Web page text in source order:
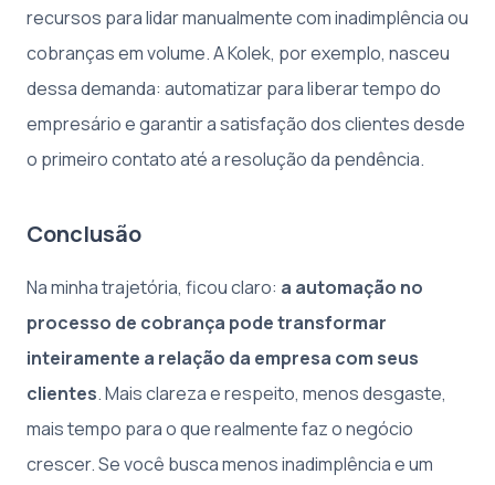
recursos para lidar manualmente com inadimplência ou
cobranças em volume. A Kolek, por exemplo, nasceu
dessa demanda: automatizar para liberar tempo do
empresário e garantir a satisfação dos clientes desde
o primeiro contato até a resolução da pendência.
Conclusão
Na minha trajetória, ficou claro: a automação no
processo de cobrança pode transformar
inteiramente a relação da empresa com seus
clientes. Mais clareza e respeito, menos desgaste,
mais tempo para o que realmente faz o negócio
crescer. Se você busca menos inadimplência e um